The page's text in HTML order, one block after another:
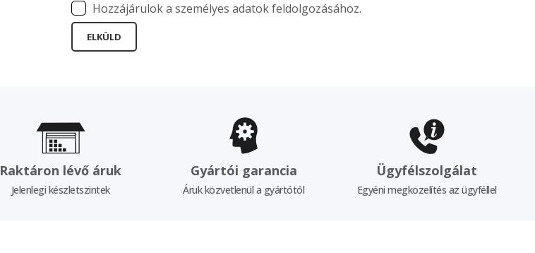
Hozzájárulok a személyes adatok feldolgozásához.
ELKÜLD
Raktáron lévő áruk
Jelenlegi készletszintek
Gyártói garancia
Áruk közvetlenül a gyártótól
Ügyfélszolgálat
Egyéni megközelítés az ügyféllel